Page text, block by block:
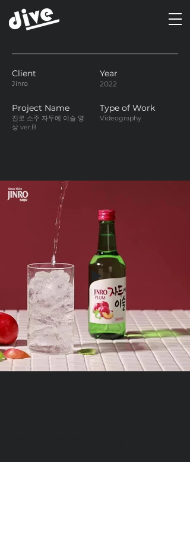
Client
Jinro
Year
2022
Project Name
진로 소주 자두에 이슬 영
상 ver.B
Type of Work
Videography